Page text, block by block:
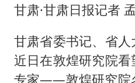
甘肃·甘肃日报记者
甘肃省委书记、省
近日在敦煌研究院
专家——敦煌研究院